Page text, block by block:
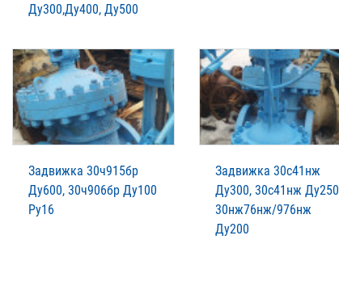
Ду300,Ду400, Ду500
Задвижка 30ч915бр
Ду600, 30ч906бр Ду100
Ру16
Задвижка 30с41нж
Ду300, 30с41нж Ду250
30нж76нж/976нж
Ду200